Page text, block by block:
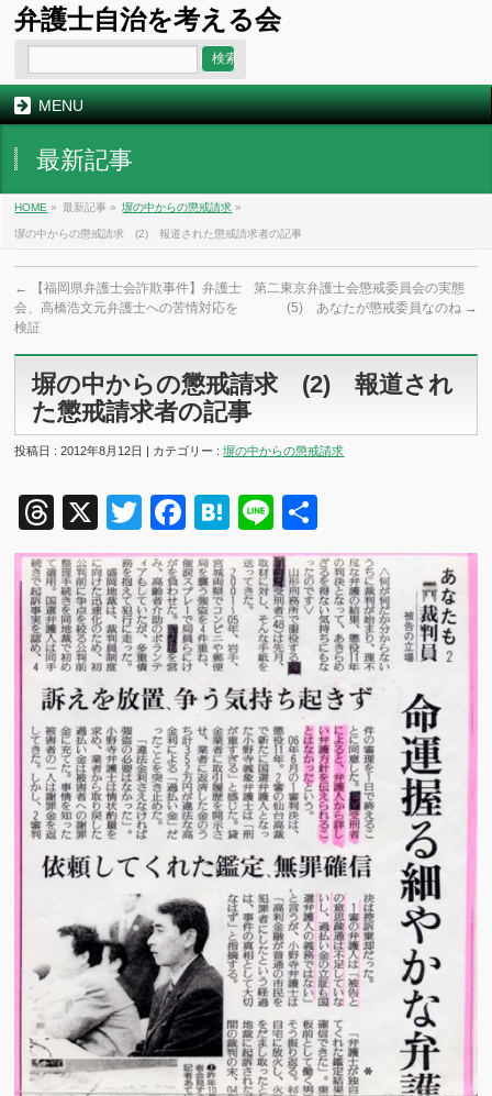
弁護士自治を考える会
MENU
最新記事
HOME » 最新記事 » 塀の中からの懲戒請求 »
塀の中からの懲戒請求 (2) 報道された懲戒請求者の記事
←
【福岡県弁護士会詐欺事件】弁護士
会、高橋浩文元弁護士への苦情対応を
検証
第二東京弁護士会懲戒委員会の実態
(5) あなたが懲戒委員なのね →
塀の中からの懲戒請求 (2) 報道され
た懲戒請求者の記事
投稿日 : 2012年8月12日 | カテゴリー :塀の中からの懲戒請求
Threads
X TwitterFacebook
Hatena
Line
有